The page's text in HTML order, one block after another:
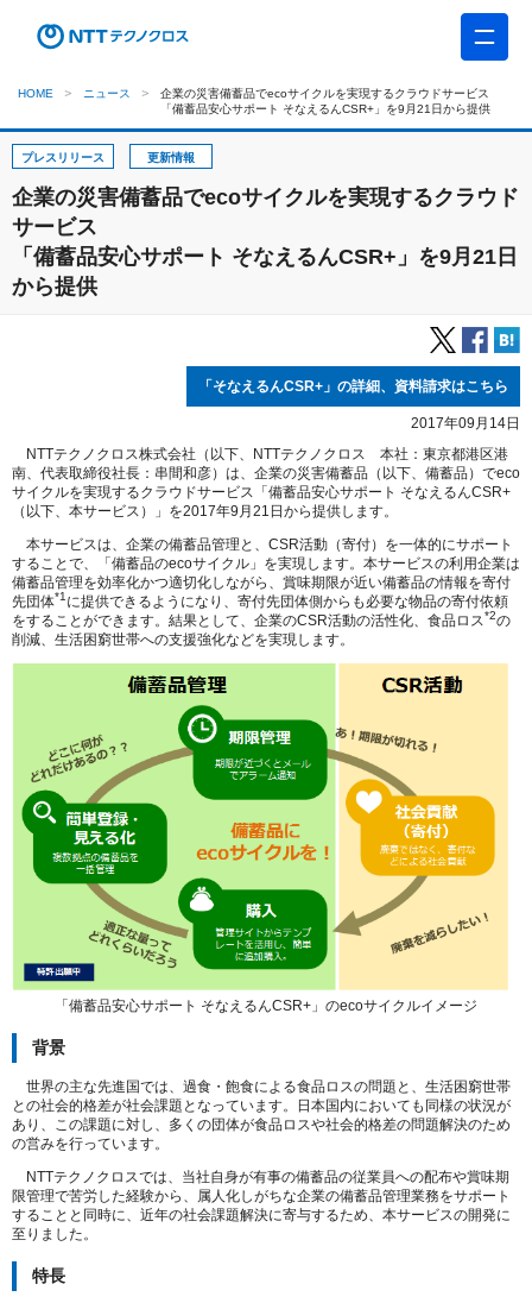
HOME ニュース
企業の災害備蓄品でecoサイクルを実現するクラウドサービス
「備蓄品安心サポート そなえるんCSR+」を9月21日から提供
プレスリリース 更新情報
企業の災害備蓄品でecoサイクルを実現するクラウド
サービス
「備蓄品安心サポート そなえるんCSR+」を9月21日
から提供
「そなえるんCSR+」の詳細、資料請求はこちら
2017年09月14日
NTTテクノクロス株式会社（以下、NTTテクノクロス 本社：東京都港区港
南、代表取締役社長：串間和彦）は、企業の災害備蓄品（以下、備蓄品）でeco
サイクルを実現するクラウドサービス「備蓄品安心サポート そなえるんCSR+
（以下、本サービス）」を2017年9月21日から提供します。
本サービスは、企業の備蓄品管理と、CSR活動（寄付）を一体的にサポート
することで、「備蓄品のecoサイクル」を実現します。本サービスの利用企業は
備蓄品管理を効率化かつ適切化しながら、賞味期限が近い備蓄品の情報を寄付
先団体*1に提供できるようになり、寄付先団体側からも必要な物品の寄付依頼
をすることができます。結果として、企業のCSR活動の活性化、食品ロス*2の
削減、生活困窮世帯への支援強化などを実現します。
「備蓄品安心サポート そなえるんCSR+」のecoサイクルイメージ
背景
世界の主な先進国では、過食・飽食による食品ロスの問題と、生活困窮世帯
との社会的格差が社会課題となっています。日本国内においても同様の状況が
あり、この課題に対し、多くの団体が食品ロスや社会的格差の問題解決のため
の営みを行っています。
NTTテクノクロスでは、当社自身が有事の備蓄品の従業員への配布や賞味期
限管理で苦労した経験から、属人化しがちな企業の備蓄品管理業務をサポート
することと同時に、近年の社会課題解決に寄与するため、本サービスの開発に
至りました。
特長